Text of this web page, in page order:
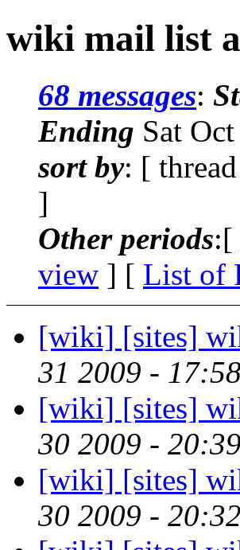
wiki mail list
68 messages:
Ending Sat
sort by: [
]
Other periods:[
view ] [ List of
[wiki] [sites]
31 2009 -
[wiki] [sites]
30 2009 -
[wiki] [sites]
30 2009 -